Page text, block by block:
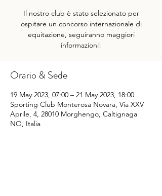
Il nostro club è stato selezionato per
ospitare un concorso internazionale di
equitazione, seguiranno maggiori
informazioni!
Orario & Sede
19 May 2023, 07:00 – 21 May 2023, 18:00
Sporting Club Monterosa Novara, Via XXV
Aprile, 4, 28010 Morghengo, Caltignaga
NO, Italia